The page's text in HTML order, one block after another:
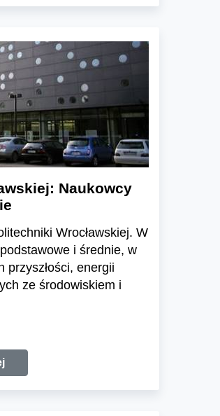
Naukowcy
Wrocławskiej. W
i średnie, w
przyszłości, energii
ze środowiskiem i